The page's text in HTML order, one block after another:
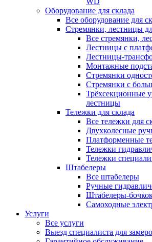
Оборудование для склада
Все оборудование для
Стремянки, лестницы
Все стремянки,
Лестницы с
Лестницы-
Монтажные
Стремянки
Стремянки с
Трёхсекционные
лестницы
Тележки для склада
Все тележки для
Двухколесные
Платформенные
Тележки
Тележки
Штабелеры
Все штабелеры
Ручные
Штабелеры-
Самоходные
Услуги
Все услуги
Выезд специалиста для